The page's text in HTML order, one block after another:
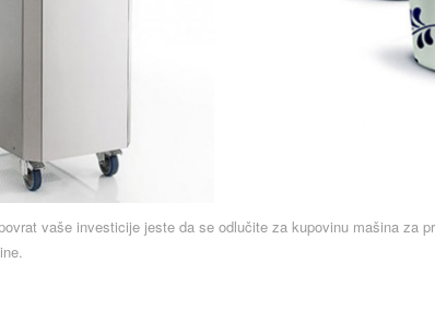
vaše investicije jeste da se odlučite za kupovinu mašina za